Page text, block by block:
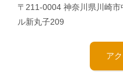
〒211-0004 神奈川県川崎
ル新丸子209
ア